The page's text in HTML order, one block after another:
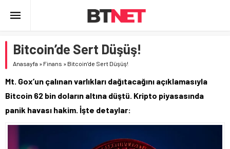
Bitcoin’de Sert Düşüş!
Anasayfa » Finans » Bitcoin’de Sert Düşüş!
Mt. Gox’un çalınan varlıkları dağıtacağını açıklamasıyla
Bitcoin 62 bin doların altına düştü. Kripto piyasasında
panik havası hakim. İşte detaylar: